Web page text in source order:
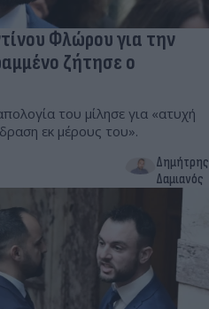
Φλώρου για την
ζήτησε ο
του μίλησε για «ατυχή
εκ μέρους του».
Δημήτρης
Δαμιανός